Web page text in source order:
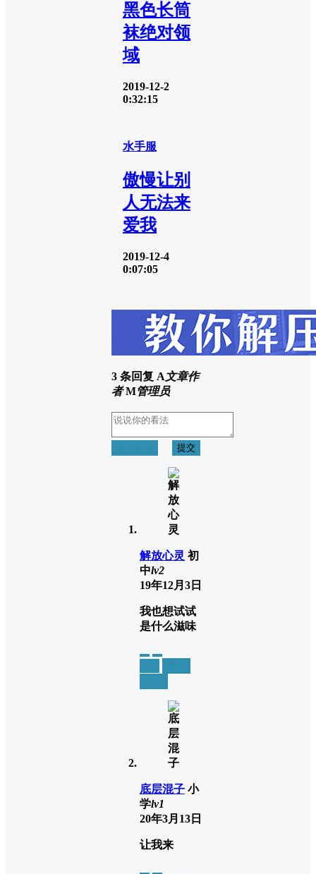
黑色长筒
袜绝对领
域
2019-12-2
0:32:15
水手服
傲慢让别
人无法来
爱我
2019-12-4
0:07:05
3 条回复 A文章作
者 M管理员
提交
解放心灵 初
中lv2
19年12月3日
我也想试试
是什么滋味
底层混子 小
学lv1
20年3月13日
让我来